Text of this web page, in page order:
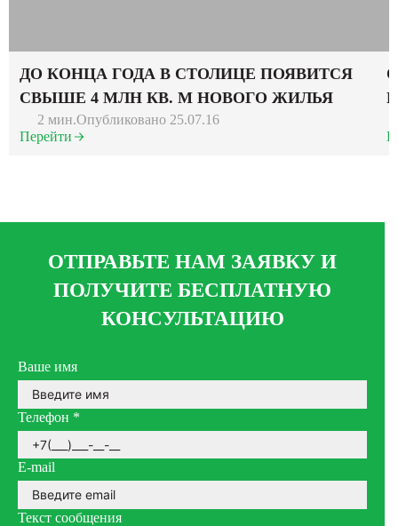
ДО КОНЦА ГОДА В СТОЛИЦЕ ПОЯВИТСЯ
СВЫШЕ 4 МЛН КВ. М НОВОГО ЖИЛЬЯ
2 мин.Опубликовано 25.07.16
Перейти
ОТПРАВЬТЕ НАМ ЗАЯВКУ И
ПОЛУЧИТЕ БЕСПЛАТНУЮ
КОНСУЛЬТАЦИЮ
Ваше имя
Телефон *
E-mail
Текст сообщения